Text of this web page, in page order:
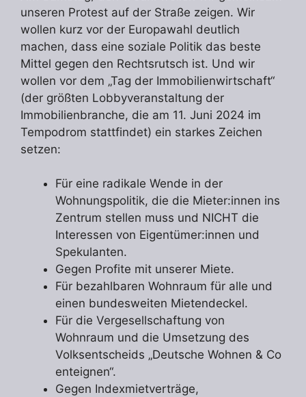
unseren Protest auf der Straße zeigen. Wir
wollen kurz vor der Europawahl deutlich
machen, dass eine soziale Politik das beste
Mittel gegen den Rechtsrutsch ist. Und wir
wollen vor dem „Tag der Immobilienwirtschaft“
(der größten Lobbyveranstaltung der
Immobilienbranche, die am 11. Juni 2024 im
Tempodrom stattfindet) ein starkes Zeichen
setzen:
Für eine radikale Wende in der
Wohnungspolitik, die die Mieter:innen ins
Zentrum stellen muss und NICHT die
Interessen von Eigentümer:innen und
Spekulanten.
Gegen Profite mit unserer Miete.
Für bezahlbaren Wohnraum für alle und
einen bundesweiten Mietendeckel.
Für die Vergesellschaftung von
Wohnraum und die Umsetzung des
Volksentscheids „Deutsche Wohnen & Co
enteignen“.
Gegen Indexmietverträge,